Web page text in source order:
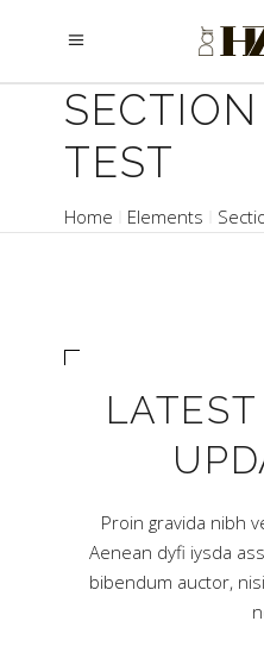
TEST
Home Elements
Proin gravida nibh
Aenean dyfi iysda
bibendum auctor,